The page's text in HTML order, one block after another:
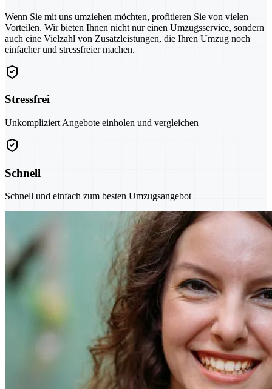
Wenn Sie mit uns umziehen möchten, profitieren Sie von vielen
Vorteilen. Wir bieten Ihnen nicht nur einen Umzugsservice, sondern
auch eine Vielzahl von Zusatzleistungen, die Ihren Umzug noch
einfacher und stressfreier machen.
Stressfrei
Unkompliziert Angebote einholen und vergleichen
Schnell
Schnell und einfach zum besten Umzugsangebot